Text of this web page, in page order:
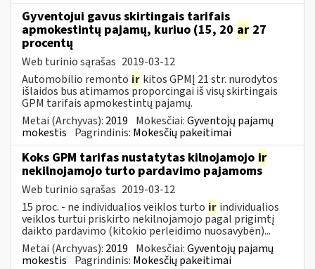
Gyventojui gavus skirtingais tarifais
apmokestintų pajamų, kuriuo (15, 20 ar 27
procentų
Web turinio sąrašas 2019-03-12
Automobilio remonto ir kitos GPMĮ 21 str. nurodytos
išlaidos bus atimamos proporcingai iš visų skirtingais
GPM tarifais apmokestintų pajamų.
Metai (Archyvas): 2019 Mokesčiai:Gyventojų pajamų
mokestis Pagrindinis: Mokesčių pakeitimai
Koks GPM tarifas nustatytas kilnojamojo ir
nekilnojamojo turto pardavimo pajamoms
Web turinio sąrašas 2019-03-12
15 proc. - ne individualios veiklos turto ir individualios
veiklos turtui priskirto nekilnojamojo pagal prigimtį
daikto pardavimo (kitokio perleidimo nuosavybėn)...
Metai (Archyvas): 2019 Mokesčiai:Gyventojų pajamų
mokestis Pagrindinis: Mokesčių pakeitimai